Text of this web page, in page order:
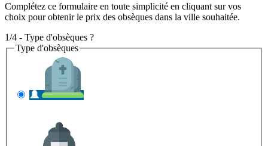
Complétez ce formulaire en toute simplicité en cliquant sur vos
choix pour obtenir le prix des obsèques dans la ville souhaitée.
1/4 - Type d'obsèques ?
Type d'obsèques